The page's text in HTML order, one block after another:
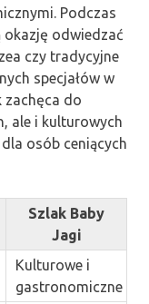
Podczas
odwiedzać
czy tradycyjne
specjałów w
zachęca do
ale i kulturowych
osób ceniących
Szlak Baby
Jagi
Kulturowe i
gastronomiczne